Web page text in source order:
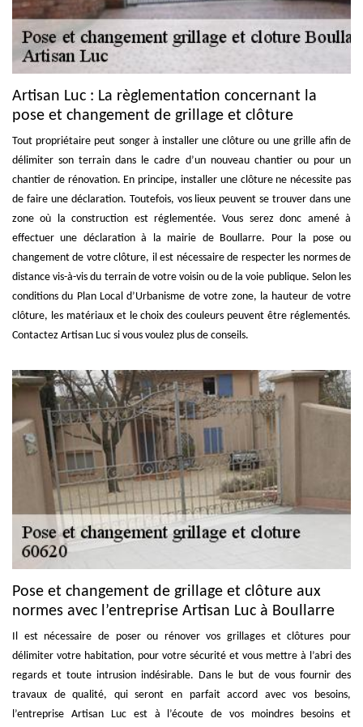
Artisan Luc : La règlementation concernant la
pose et changement de grillage et clôture
Tout propriétaire peut songer à installer une clôture ou une grille afin de
délimiter son terrain dans le cadre d’un nouveau chantier ou pour un
chantier de rénovation. En principe, installer une clôture ne nécessite pas
de faire une déclaration. Toutefois, vos lieux peuvent se trouver dans une
zone où la construction est réglementée. Vous serez donc amené à
effectuer une déclaration à la mairie de Boullarre. Pour la pose ou
changement de votre clôture, il est nécessaire de respecter les normes de
distance vis-à-vis du terrain de votre voisin ou de la voie publique. Selon les
conditions du Plan Local d’Urbanisme de votre zone, la hauteur de votre
clôture, les matériaux et le choix des couleurs peuvent être réglementés.
Contactez Artisan Luc si vous voulez plus de conseils.
Pose et changement de grillage et clôture aux
normes avec l’entreprise Artisan Luc à Boullarre
Il est nécessaire de poser ou rénover vos grillages et clôtures pour
délimiter votre habitation, pour votre sécurité et vous mettre à l’abri des
regards et toute intrusion indésirable. Dans le but de vous fournir des
travaux de qualité, qui seront en parfait accord avec vos besoins,
l’entreprise Artisan Luc est à l’écoute de vos moindres besoins et